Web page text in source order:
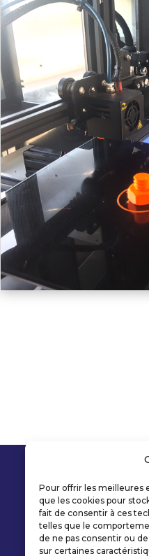
Pour offrir les meilleures
que les cookies pour
fait de consentir à ces
telles que le
de ne pas consentir ou
sur certaines